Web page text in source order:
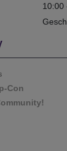
10:00
Con